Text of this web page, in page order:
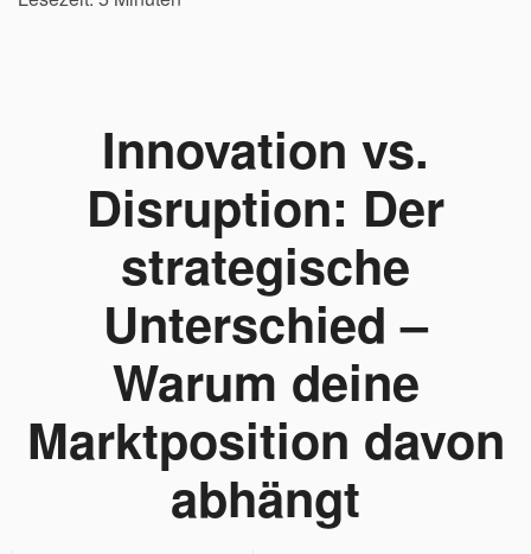
Innovation vs.
Disruption: Der
strategische
Unterschied –
Warum deine
Marktposition davon
abhängt